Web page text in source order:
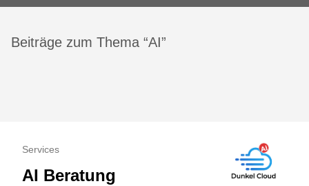
Beiträge zum Thema “AI”
Services
AI Beratung